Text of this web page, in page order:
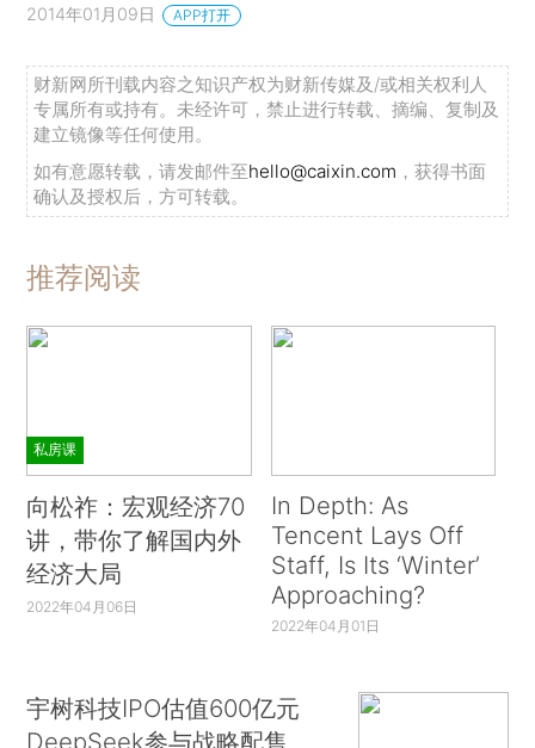
2014年01月09日 APP打开
财新网所刊载内容之知识产权为财新传媒及/或相关权利人
专属所有或持有。未经许可，禁止进行转载、摘编、复制及
建立镜像等任何使用。
如有意愿转载，请发邮件至hello@caixin.com ，获得书面
确认及授权后，方可转载。
推荐阅读
私房课
向松祚：宏观经济70
讲，带你了解国内外
经济大局
2022年04月06日
In Depth: As
Tencent Lays Off
Staff, Is Its ‘Winter’
Approaching?
2022年04月01日
宇树科技IPO估值600亿元
DeepSeek参与战略配售